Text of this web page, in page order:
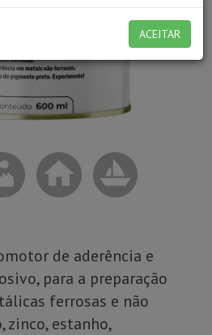
de aderência e
para a preparação
ferrosas e não
zinco, estanho,
ACEITAR